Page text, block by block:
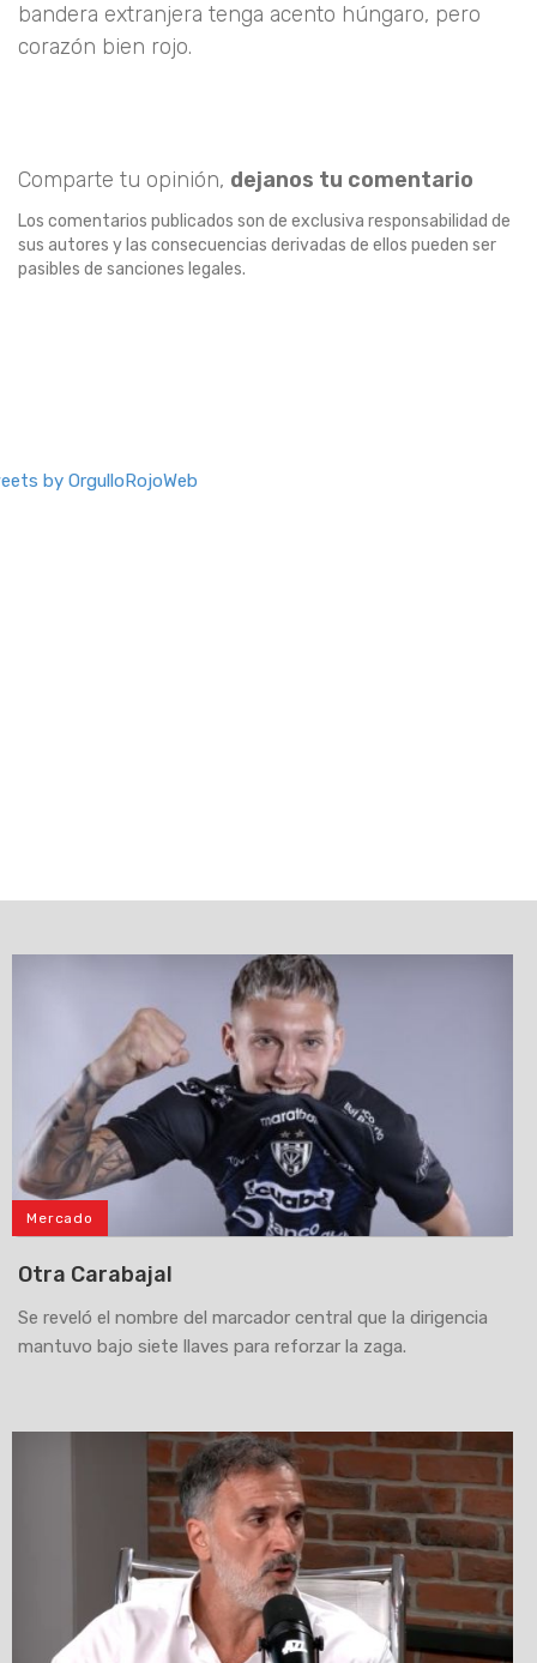
bandera extranjera tenga acento húngaro, pero
corazón bien rojo.
Comparte tu opinión, dejanos tu comentario
Los comentarios publicados son de exclusiva responsabilidad de
sus autores y las consecuencias derivadas de ellos pueden ser
pasibles de sanciones legales.
by OrgulloRojoWeb
Mercado
Otra Carabajal
Se reveló el nombre del marcador central que la dirigencia
mantuvo bajo siete llaves para reforzar la zaga.